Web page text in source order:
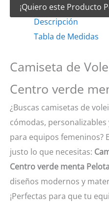
Voleibol
Rosada
Centro
menta
Pelota
cantidad
¡Quiero este Producto
Descripción
Tabla de Medidas
Camiseta de
Centro verde
¿Buscas camisetas de
cómodas,
para equipos femeninos?
justo lo que necesitas:
Centro verde menta
diseños modernos y
¡Perfectas para que tu